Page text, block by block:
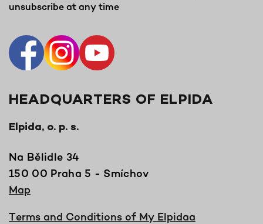
unsubscribe at any time
HEADQUARTERS OF ELPIDA
Elpida, o. p. s.
Na Bělidle 34
150 00 Praha 5 - Smíchov
Map
Terms and Conditions of My Elpidaa